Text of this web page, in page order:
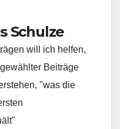
Schulze
will ich helfen,
Beiträge
"was die